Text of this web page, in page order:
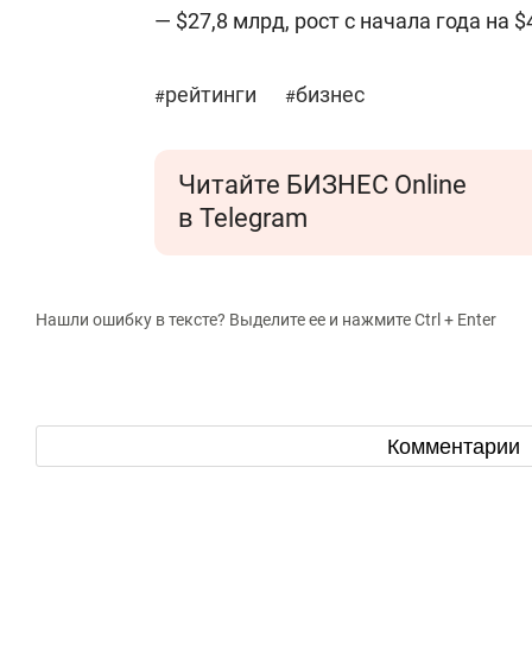
— $27,8 млрд, рост с начала года на
#рейтинги #бизнес
Читайте БИЗНЕС Online
в Telegram
Нашли ошибку в тексте? Выделите ее и нажмите Ctrl + Enter
Комментарии